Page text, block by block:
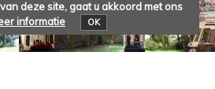
deze site, gaat u akkoord met ons
informatie OK